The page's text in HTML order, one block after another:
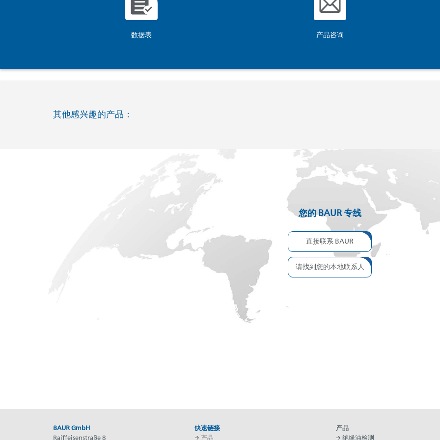
数据表 产品咨询
其他感兴趣的产品：
您的 BAUR 专线
直接联系 BAUR
请找到您的本地联系人
BAUR GmbH
Raiffeisenstraße 8
快速链接
→ 产品
产品
→ 绝缘油检测